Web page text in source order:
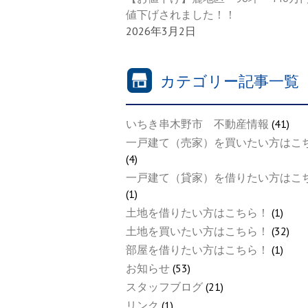
値下げされました！！
2026年3月2日
カテゴリー記事一覧
いちき串木野市 不動産情報 (41)
一戸建て（売家）を買いたい方はこ
(4)
一戸建て（貸家）を借りたい方はこ
(1)
土地を借りたい方はこちら！ (1)
土地を買いたい方はこちら！ (32)
部屋を借りたい方はこちら！ (1)
お知らせ (53)
スタッフブログ (21)
リンク (1)